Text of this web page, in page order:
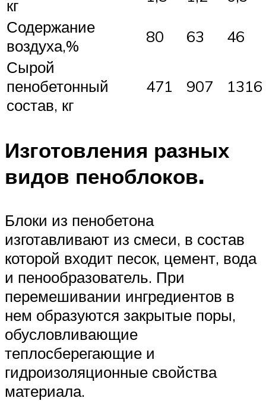
кг
Содержание
воздуха,%
80 63
46
Сырой
пенобетонный
состав, кг
471 907 1316
Изготовления разных
видов пеноблоков.
Блоки из пенобетона
изготавливают из смеси, в состав
которой входит песок, цемент, вода
и пенообразователь. При
перемешивании ингредиентов в
нем образуются закрытые поры,
обусловливающие
теплосберегающие и
гидроизоляционные свойства
материала.